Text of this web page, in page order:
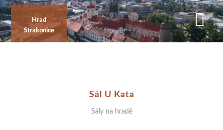
Přejít
k
hlavnímu
obsahu
Hrad
Strakonice
Sál U Kata
Sály na hradě